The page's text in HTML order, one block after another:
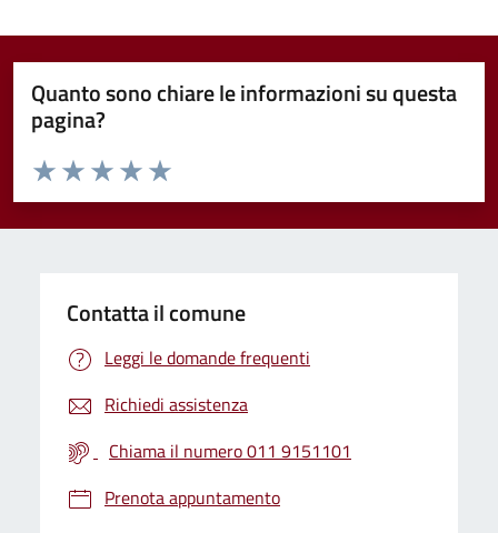
Quanto sono chiare le informazioni su questa
pagina?
Valuta da 1 a 5 stelle la pagina
Valuta 5 stelle su 5
Valuta 4 stelle su 5
Valuta 3 stelle su 5
Valuta 2 stelle su 5
Valuta 1 stelle su 5
Contatta il comune
Leggi le domande frequenti
Richiedi assistenza
Chiama il numero 011 9151101
Prenota appuntamento